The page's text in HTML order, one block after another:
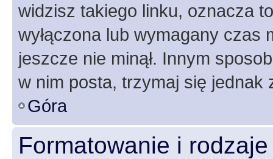
widzisz takiego linku, oznacza
wyłączona lub wymagany czas
jeszcze nie minął. Innym
w nim posta, trzymaj się jednak
Góra
Formatowanie i